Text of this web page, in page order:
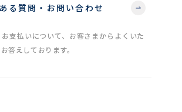
る質問・お問い合わせ
支払いについて、お客さまからよくいた
答えしております。